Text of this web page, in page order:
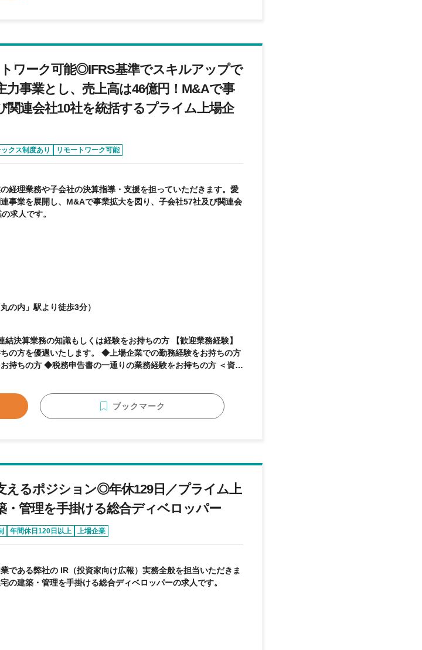
も調整依頼を行なうなど柔軟に対応し、会社の業績をサポート
行融資をつけている案件の把握など、お金の動きを理解してい
ます。
トワーク可能◎IFRS基準でスキルアップで
力事業とし、売上高は46億円！M&Aで事
関連会社10社を統括するプライム上場企
クス制度あり リモートワーク可能
経理業務や子会社の決算指導・支援を担っていただきます。愛
事業を展開し、M&Aで事業拡大を図り、子会社57社及び関連会
求人です。
の内」駅より徒歩3分）
務の知識もしくは経験をお持ちの方 【歓迎業務経験】
の方を優遇いたします。 ◆上場企業での勤務経験をお持ちの方
ちの方 ◆税務申告書の一通りの業務経験をお持ちの方 ＜資格
掴むことができる方 ◆自分が納得できるまで、仕事をやり切る
ブックマーク
えるポジション◎年休129日／プライム上
・管理を手掛ける総合ディベロッパー
年間休日120日以上 上場企業
である弊社の IR（投資家向け広報）実務全般を担当いただきま
の建築・管理を手掛ける総合ディベロッパーの求人です。